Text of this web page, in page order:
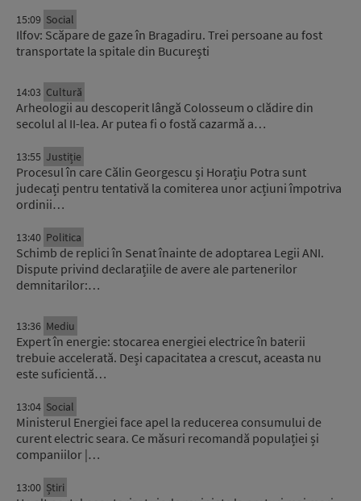
15:09 Social
Ilfov: Scăpare de gaze în Bragadiru. Trei persoane au fost
transportate la spitale din București
14:03 Cultură
Arheologii au descoperit lângă Colosseum o clădire din
secolul al II-lea. Ar putea fi o fostă cazarmă a…
13:55 Justiție
Procesul în care Călin Georgescu și Horațiu Potra sunt
judecați pentru tentativă la comiterea unor acțiuni împotriva
ordinii…
13:40 Politica
Schimb de replici în Senat înainte de adoptarea Legii ANI.
Dispute privind declarațiile de avere ale partenerilor
demnitarilor:…
13:36 Mediu
Expert în energie: stocarea energiei electrice în baterii
trebuie accelerată. Deși capacitatea a crescut, aceasta nu
este suficientă…
13:04 Social
Ministerul Energiei face apel la reducerea consumului de
curent electric seara. Ce măsuri recomandă populației și
companiilor |…
13:00 Știri